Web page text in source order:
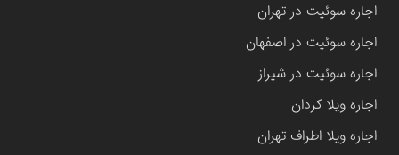
اجاره سوئیت در تهران
اجاره سوئیت در اصفهان
اجاره سوئیت در شیراز
اجاره ویلا کردان
اجاره ویلا اطراف تهران